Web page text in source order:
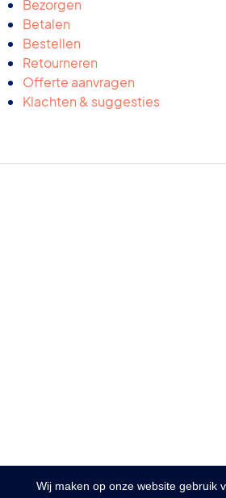
Wij maken op onze website gebruik
Bezorgen
Betalen
Bestellen
Retourneren
Offerte aanvragen
Klachten & suggesties